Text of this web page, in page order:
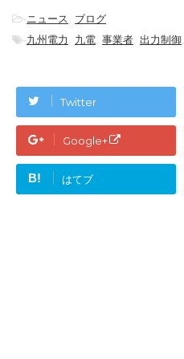
-ニュース, ブログ
-九州電力 , 九電, 事業者, 出力制御,
Twitter
Google+
B! はてブ